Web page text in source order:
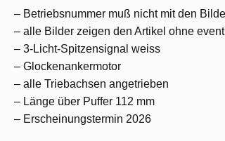
– Betriebsnummer muß nicht mit den
– alle Bilder zeigen den Artikel ohne
– 3-Licht-Spitzensignal weiss
– Glockenankermotor
– alle Triebachsen angetrieben
– Länge über Puffer 112 mm
– Erscheinungstermin 2026